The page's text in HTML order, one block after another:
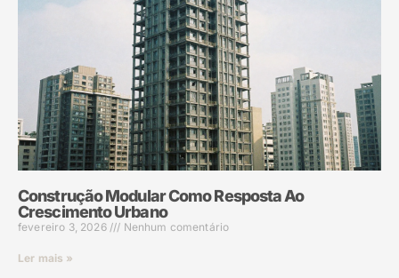
Construção Modular Como Resposta Ao
Crescimento Urbano
fevereiro 3, 2026 Nenhum comentário
Ler mais »